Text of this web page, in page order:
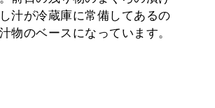
汁が冷蔵庫に常備してあるの
物のベースになっています。